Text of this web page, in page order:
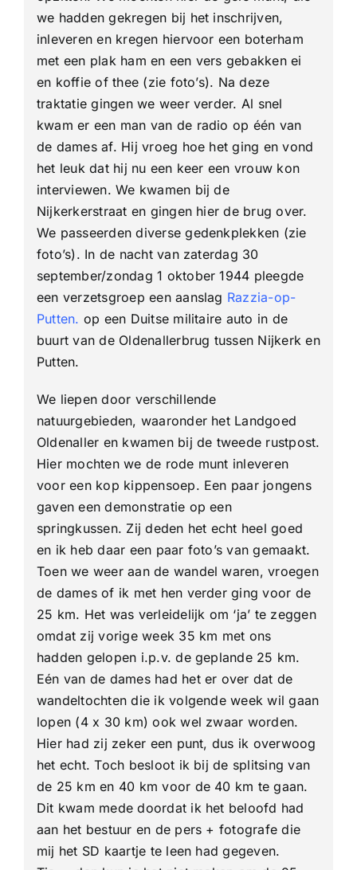
we hadden gekregen bij het inschrijven,
inleveren en kregen hiervoor een boterham
met een plak ham en een vers gebakken ei
en koffie of thee (zie foto’s). Na deze
traktatie gingen we weer verder. Al snel
kwam er een man van de radio op één van
de dames af. Hij vroeg hoe het ging en vond
het leuk dat hij nu een keer een vrouw kon
interviewen. We kwamen bij de
Nijkerkerstraat en gingen hier de brug over.
We passeerden diverse gedenkplekken (zie
foto’s). In de nacht van zaterdag 30
september/zondag 1 oktober 1944 pleegde
een verzetsgroep een aanslag Razzia-op-
Putten. op een Duitse militaire auto in de
buurt van de Oldenallerbrug tussen Nijkerk en
Putten.
We liepen door verschillende
natuurgebieden, waaronder het Landgoed
Oldenaller en kwamen bij de tweede rustpost.
Hier mochten we de rode munt inleveren
voor een kop kippensoep. Een paar jongens
gaven een demonstratie op een
springkussen. Zij deden het echt heel goed
en ik heb daar een paar foto’s van gemaakt.
Toen we weer aan de wandel waren, vroegen
de dames of ik met hen verder ging voor de
25 km. Het was verleidelijk om ‘ja’ te zeggen
omdat zij vorige week 35 km met ons
hadden gelopen i.p.v. de geplande 25 km.
Eén van de dames had het er over dat de
wandeltochten die ik volgende week wil gaan
lopen (4 x 30 km) ook wel zwaar worden.
Hier had zij zeker een punt, dus ik overwoog
het echt. Toch besloot ik bij de splitsing van
de 25 km en 40 km voor de 40 km te gaan.
Dit kwam mede doordat ik het beloofd had
aan het bestuur en de pers + fotografe die
mij het SD kaartje te leen had gegeven.